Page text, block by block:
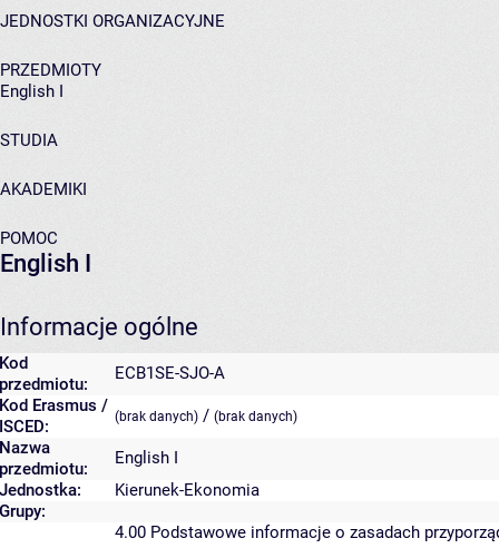
JEDNOSTKI ORGANIZACYJNE
PRZEDMIOTY
English I
STUDIA
AKADEMIKI
POMOC
English I
Informacje ogólne
Kod
przedmiotu:
ECB1SE-SJO-A
Kod Erasmus /
ISCED:
(brak danych) / (brak danych)
Nazwa
przedmiotu:
English I
Jednostka:
Kierunek-Ekonomia
Grupy:
4.00 Podstawowe informacje o zasadach